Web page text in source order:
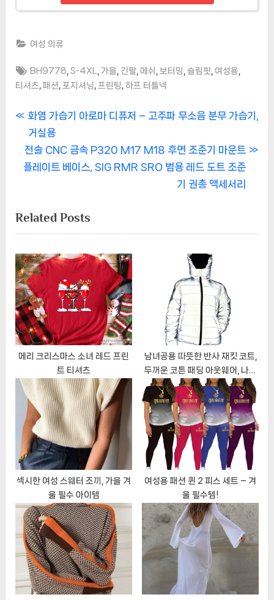
여성 의류
Tags:
BH9778 ,S-4XL 가을 긴팔 메쉬 보터밍 ,슬림핏 여성용
티셔츠 패션 포지셔닝 프린팅 하프 터틀넥
글
탐
색
P
r
e
v
u
s
P
o
s
t
:
화염 가습기 아로마 디퓨저 – 고주파 무소음 분무 가습기,
거실용
N
e
P
o
s
t
:
전술 CNC 금속 P320 M17 M18 후면 조준기 마운트
플레이트 베이스, SIG RMR SRO 범용 레드 도트 조준
기 권총 액세서리
Related Posts
메리 크리스마스 소녀 레드 프린
트 티셔츠
남녀공용 따뜻한 반사 재킷 코트,
두꺼운 코튼 패딩 아웃웨어, 나이
트 조거 후드 파카, 빅 사이즈 힙합
스트리트웨어, 겨울
섹시한 여성 스웨터 조끼, 가을 겨
울 필수 아이템
여성용 패션 퀸 2 피스 세트 – 겨
울 필수템!